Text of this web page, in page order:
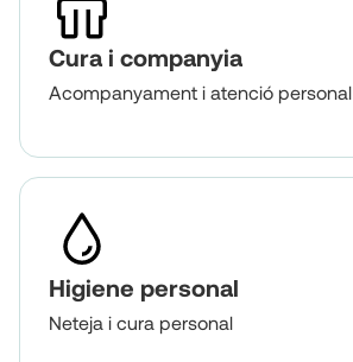
Cura i companyia
Acompanyament i atenció personal
Higiene personal
Neteja i cura personal